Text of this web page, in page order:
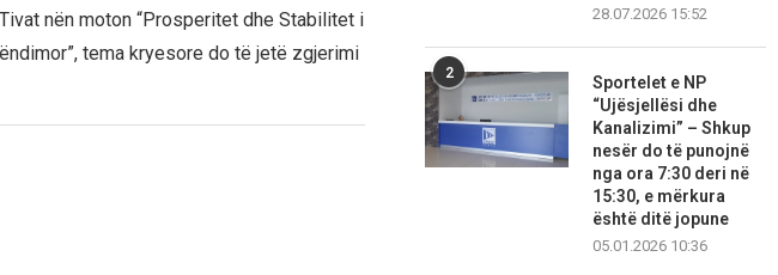
nën moton “Prosperitet dhe Stabilitet i
tema kryesore do të jetë zgjerimi
28.07.2026 15:52
2
Sportelet e NP
“Ujësjellësi dhe
Kanalizimi” – Shkup
nesër do të punojnë
nga ora 7:30 deri në
15:30, e mërkura
është ditë jopune
05.01.2026 10:36